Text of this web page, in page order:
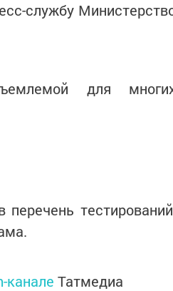
службу
для
канале Татмедиа